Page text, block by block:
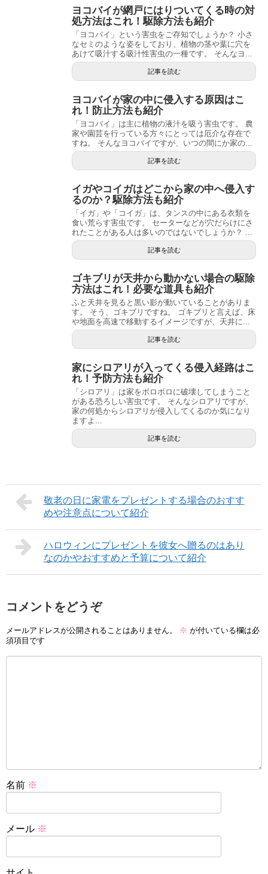
ヨコバイが網戸にはりついてくる時の対
処方法はこれ！駆除方法も紹介
「ヨコバイ」という害虫をご存知でしょうか？ 小さ
なセミのような姿をしており、植物の茎や葉に穴を
あけて吸汁する吸汁性害虫の一種です。 そんなヨ...
記事を読む
ヨコバイが家の中に侵入する原因はこ
れ！防止方法も紹介
「ヨコバイ」は主に植物の液汁を吸う害虫です。 農
家や園芸を行っている方々にとっては厄介な存在で
すね。 そんなヨコバイですが、いつの間にか家の...
記事を読む
イガやコイガはどこから家の中へ侵入す
るのか？駆除方法も紹介
「イガ」や「コイガ」は、タンスの中にある衣類を
食い荒らす害虫です。 セーターなどが穴だらけにさ
れたことがある人は多いのではないでしょうか？ ...
記事を読む
ゴキブリが天井から動かない場合の駆除
方法はこれ！必要な道具も紹介
ふと天井を見ると黒い影が動いていることがありま
す。 そう、ゴキブリですね。 ゴキブリと言えば、床
や地面を高速で移動するイメージですが、天井に...
記事を読む
家にシロアリが入ってくる侵入経路はこ
れ！予防方法も紹介
「シロアリ」は家をボロボロに破壊してしまうこと
がある恐ろしい害虫です。 そんなシロアリですが、
家の何処からシロアリが侵入してくるのか気になり
ますよ...
記事を読む
敬老の日に家電をプレゼントする場合のおすす
めや注意点について紹介
ハロウィンにプレゼントを彼女へ贈るのはあり
なのかやおすすめと予算について紹介
コメントをどうぞ
メールアドレスが公開されることはありません。 ※ が付いている欄は必
須項目です
名前 ※
メール ※